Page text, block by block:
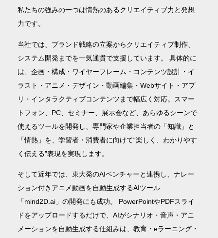
私たちの強みの一つは情熱のあるクリエイティブ力と発想
力です。
当社では、ブランド戦略の立案からクリエイティブ制作、
システム開発までを一気通貫で支援しています。 具体的に
は、企画・構成・ワイヤーフレーム・コンテンツ設計・イ
ラスト・アニメ・デザイン・動画編集・Webサイト・アプ
リ・インタラクティブコンテンツまで幅広く対応。スマー
トフォン、PC、セミナー、展示会など、あらゆるシーンで
使えるツールを開発し、専門家や企業担当者の「知識」と
「情熱」を、学習者・消費者に向けて“楽しく、わかりやす
く伝える”表現を実現します。
そして近年では、東大発のAIベンチャーと連携し、ナレー
ション付きアニメ動画を自動生成するAIツール
「mind2D.ai」の開発にも成功。 PowerPointやPDFスライ
ドをアップロードするだけで、AIがシナリオ・音声・アニ
メーションを自動生成する仕組みは、教育・eラーニング・